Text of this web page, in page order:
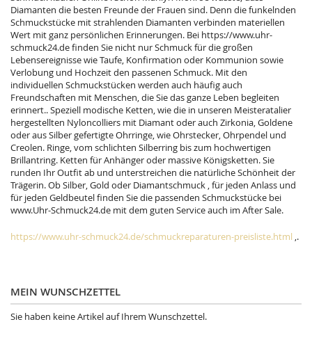
Diamanten die besten Freunde der Frauen sind. Denn die funkelnden
Schmuckstücke mit strahlenden Diamanten verbinden materiellen
Wert mit ganz persönlichen Erinnerungen. Bei https://www.uhr-
schmuck24.de finden Sie nicht nur Schmuck für die großen
Lebensereignisse wie Taufe, Konfirmation oder Kommunion sowie
Verlobung und Hochzeit den passenen Schmuck. Mit den
individuellen Schmuckstücken werden auch häufig auch
Freundschaften mit Menschen, die Sie das ganze Leben begleiten
erinnert.. Speziell modische Ketten, wie die in unseren Meisteratalier
hergestellten Nyloncolliers mit Diamant oder auch Zirkonia, Goldene
oder aus Silber gefertigte Ohrringe, wie Ohrstecker, Ohrpendel und
Creolen. Ringe, vom schlichten Silberring bis zum hochwertigen
Brillantring. Ketten für Anhänger oder massive Königsketten. Sie
runden Ihr Outfit ab und unterstreichen die natürliche Schönheit der
Trägerin. Ob Silber, Gold oder Diamantschmuck , für jeden Anlass und
für jeden Geldbeutel finden Sie die passenden Schmuckstücke bei
www.Uhr-Schmuck24.de mit dem guten Service auch im After Sale.
https://www.uhr-schmuck24.de/schmuckreparaturen-preisliste.html ,.
MEIN WUNSCHZETTEL
Sie haben keine Artikel auf Ihrem Wunschzettel.